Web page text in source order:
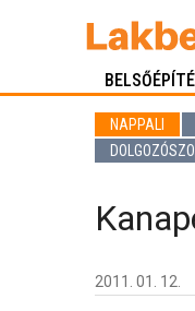
NAPPALI
2011. 01. 12.